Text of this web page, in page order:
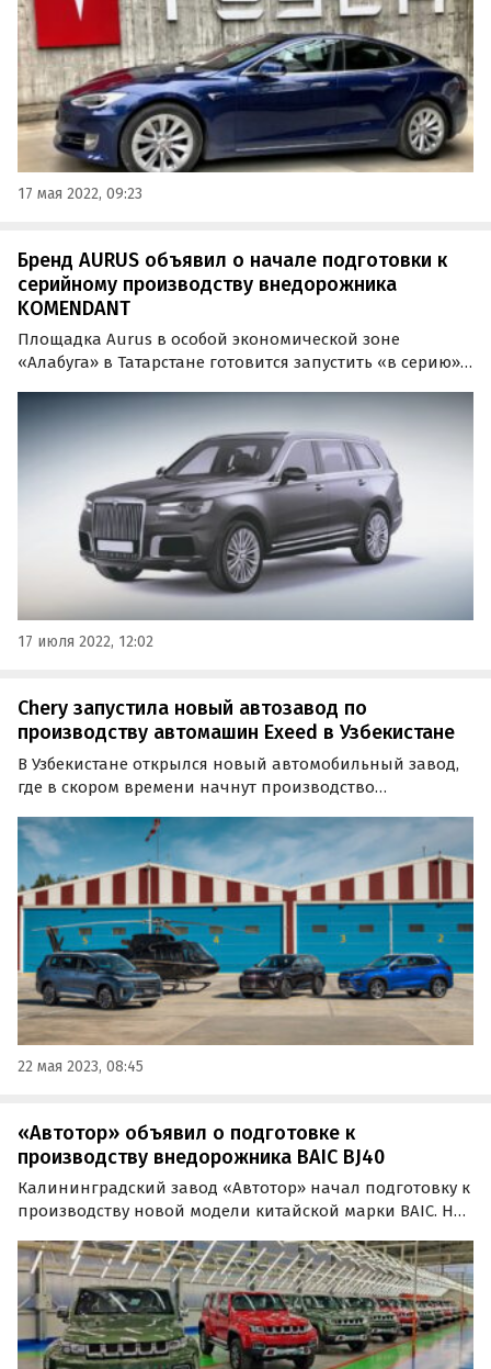
17 мая 2022, 09:23
Бренд AURUS объявил о начале подготовки к
серийному производству внедорожника
KOMENDANT
Площадка Aurus в особой экономической зоне
«Алабуга» в Татарстане готовится запустить «в серию»
и место презентации автомобиля станут известны в
ближайшее время.
17 июля 2022, 12:02
Chery запустила новый автозавод по
производству автомашин Exeed в Узбекистане
В Узбекистане открылся новый автомобильный завод,
где в скором времени начнут производство
этапе будут выпускаться кроссоверы Exeed LX, TXL и VX,
сообщает портал «Китайские автомобили».
22 мая 2023, 08:45
«Автотор» объявил о подготовке к
производству внедорожника BAIC BJ40
Калининградский завод «Автотор» начал подготовку к
производству новой модели китайской марки BAIC. На
долгожданный рамный внедорожник BAIC BJ40.